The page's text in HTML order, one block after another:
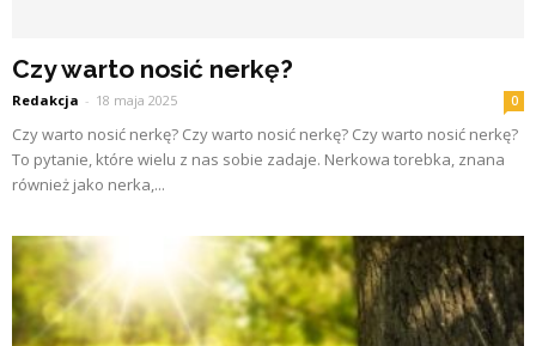
Czy warto nosić nerkę?
Redakcja - 18 maja 2025 0
Czy warto nosić nerkę? Czy warto nosić nerkę? Czy warto nosić nerkę?
To pytanie, które wielu z nas sobie zadaje. Nerkowa torebka, znana
również jako nerka,...